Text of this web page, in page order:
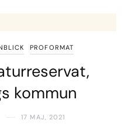
PROFORMAT
kommun
17 MAJ, 2021